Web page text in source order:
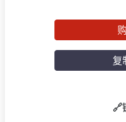
复
🔗